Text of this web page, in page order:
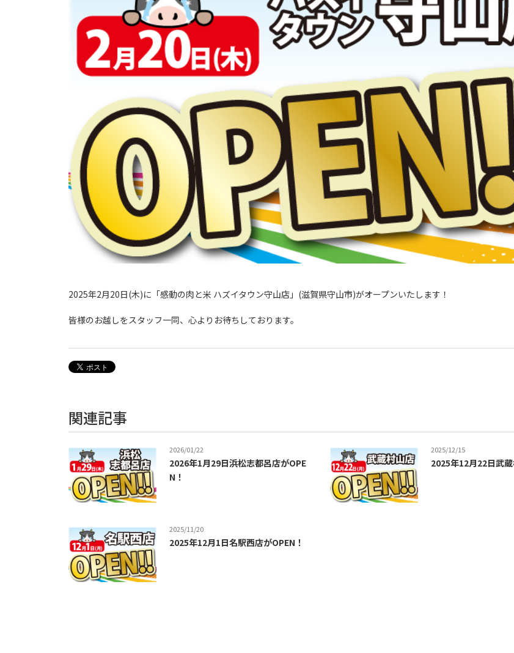
2025年2月20日(木)に「感動の肉と米 ハズイタウン守山店」(滋賀県守山市)がオープンいたします！
皆様のお越しをスタッフ一同、心よりお待ちしております。
関連記事
2026/01/22
2026年1月29日浜松志都呂店がOPE
N！
2025/12/15
2025年12月22日武蔵
2025/11/20
2025年12月1日名駅西店がOPEN！